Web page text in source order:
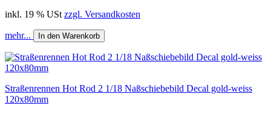
inkl. 19 % USt zzgl. Versandkosten
mehr... In den Warenkorb
Straßenrennen Hot Rod 2 1/18 Naßschiebebild Decal gold-weiss
120x80mm